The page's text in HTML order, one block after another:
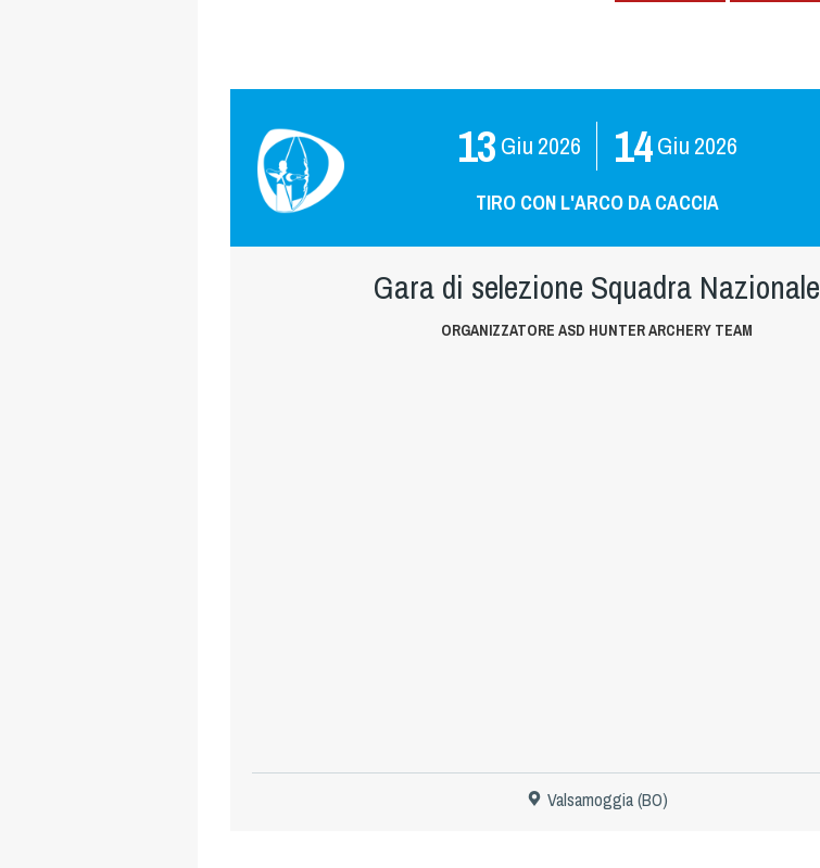
13 Giu 2026 14Giu 2026
TIRO CON L'ARCO DA CACCIA
Gara di selezione Squadra Nazionale
ORGANIZZATORE ASD HUNTER ARCHERY TEAM
Valsamoggia (BO)